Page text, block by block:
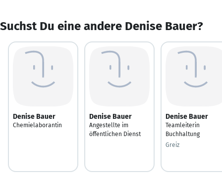
Suchst Du eine andere Denise Bauer?
Denise Bauer
Chemielaborantin
Denise Bauer
Angestellte im
öffentlichen Dienst
Denise Bauer
Teamleiterin
Buchhaltung
Greiz